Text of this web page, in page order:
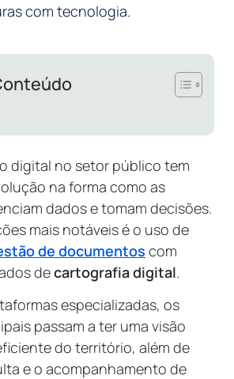
com tecnologia.
digital no setor público tem
na forma como as
dados e tomam decisões.
mais notáveis é o uso de
de documentos com
decartografia digital.
especializadas, os
passam a ter uma visão
do território, além de
e o acompanhamento de